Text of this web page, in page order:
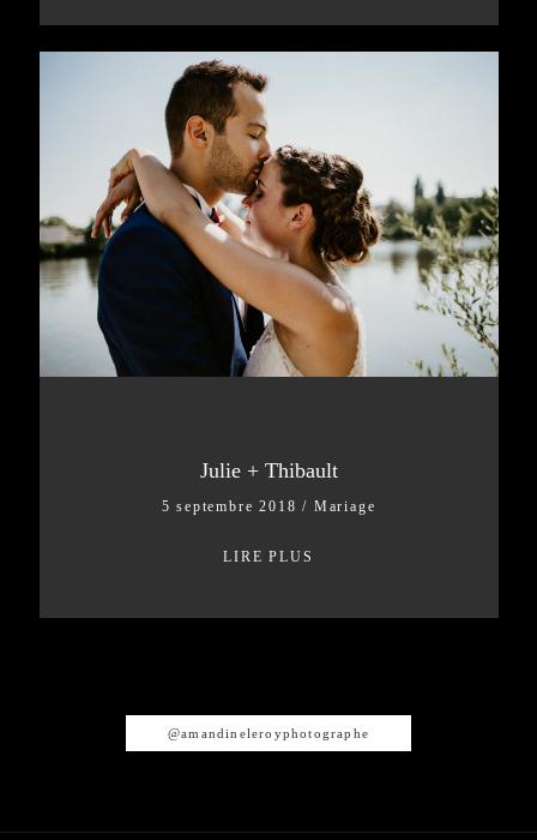
Julie + Thibault
5 septembre 2018/ Mariage
LIRE PLUS
@amandineleroyphotographe